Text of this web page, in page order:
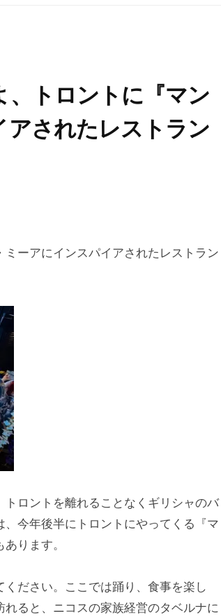
、トロントに『マン
アされたレストラン
ーアにインスパイアされたレストラン
ロントを離れることなくギリシャのバ
今年後半にトロントにやってくる『マ
ります。
ださい。ここでは踊り、食事を楽し
ると、ニコスの家族経営のタベルナに